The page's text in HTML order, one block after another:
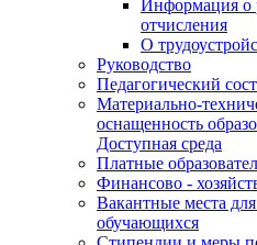
Информация о
отчисления
О
Руководство
Педагогический
Материально-
оснащенность
Доступная среда
Платные
Финансово -
Вакантные места
обучающихся